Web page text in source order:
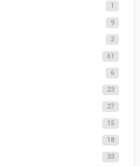
1
9
2
61
6
23
27
15
18
33